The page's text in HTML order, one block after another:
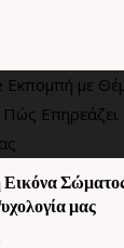
μας